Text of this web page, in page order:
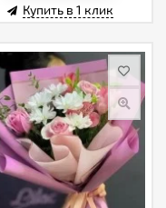
Купить в 1 клик